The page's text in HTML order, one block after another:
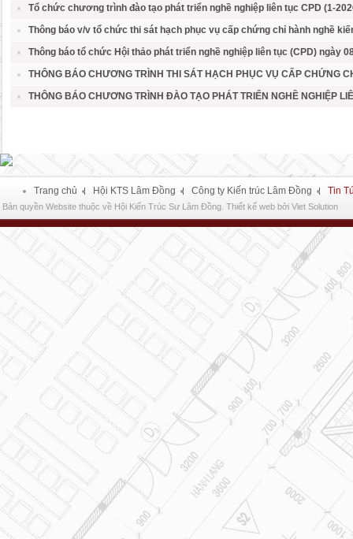
Tổ chức chương trình đào tạo phát triển nghề nghiệp liên tục CPD (1-
Thông báo v/v tổ chức thi sát hạch phục vụ cấp chứng chỉ hành nghề
Thông báo tổ chức Hội thảo phát triển nghề nghiệp liên tục (CPD) ngày
THÔNG BÁO CHƯƠNG TRÌNH THI SÁT HẠCH PHỤC VỤ CẤP CHỨNG
THÔNG BÁO CHƯƠNG TRÌNH ĐÀO TẠO PHÁT TRIỂN NGHỀ NGHIỆP
Trang chủ Hội KTS Lâm Đồng Công ty Kiến trúc Lâm Đồng Tin
Bản quyền Website thuộc về Hội Kiến Trúc Sư Lâm Đồng. Thiết kế webbởi Viet Solution